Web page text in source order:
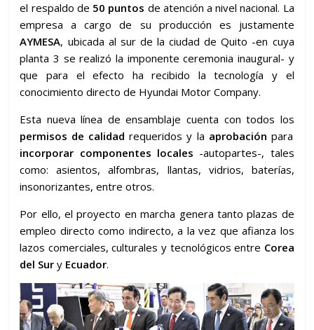
el respaldo de 50 puntos de atención a nivel nacional. La
empresa a cargo de su producción es justamente
AYMESA, ubicada al sur de la ciudad de Quito -en cuya
planta 3 se realizó la imponente ceremonia inaugural- y
que para el efecto ha recibido la tecnología y el
conocimiento directo de Hyundai Motor Company.
Esta nueva línea de ensamblaje cuenta con todos los
permisos de calidadrequeridos y la aprobación para
incorporar componentes locales -autopartes-, tales
como: asientos, alfombras, llantas, vidrios, baterías,
insonorizantes, entre otros.
Por ello, el proyecto en marcha genera tanto plazas de
empleo directo como indirecto, a la vez que afianza los
lazos comerciales, culturales y tecnológicos entre Corea
del Sur y Ecuador.